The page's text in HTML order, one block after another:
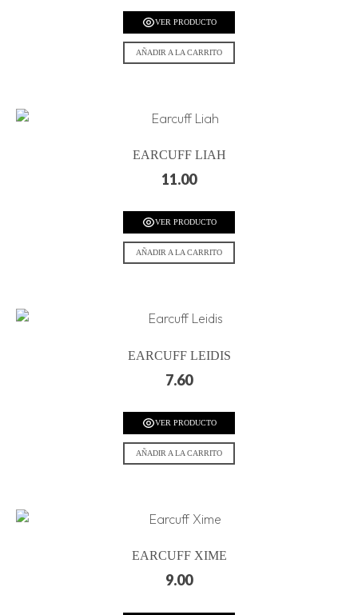
VER PRODUCTO
AÑADIR A LA CARRITO
EARCUFF LIAH
11.00
VER PRODUCTO
AÑADIR A LA CARRITO
EARCUFF LEIDIS
7.60
VER PRODUCTO
AÑADIR A LA CARRITO
EARCUFF XIME
9.00